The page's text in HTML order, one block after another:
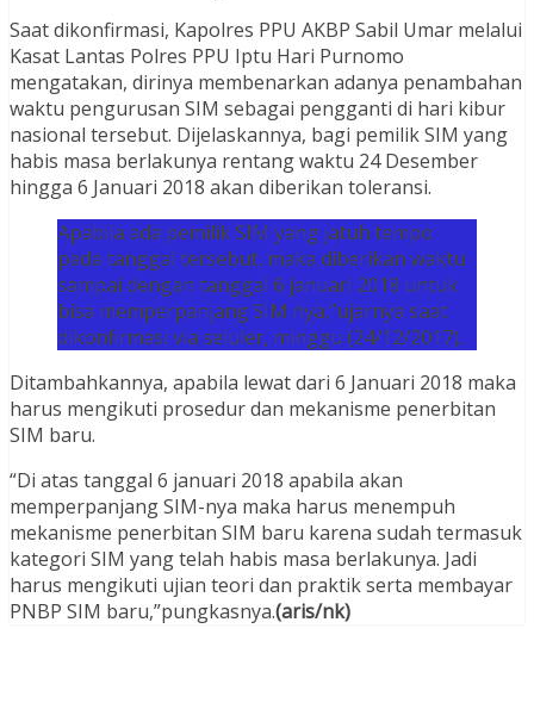
Saat dikonfirmasi, Kapolres PPU AKBP Sabil Umar melalui
Kasat Lantas Polres PPU Iptu Hari Purnomo
mengatakan, dirinya membenarkan adanya penambahan
waktu pengurusan SIM sebagai pengganti di hari kibur
nasional tersebut. Dijelaskannya, bagi pemilik SIM yang
habis masa berlakunya rentang waktu 24 Desember
hingga 6 Januari 2018 akan diberikan toleransi.
Apabila ada pemilik SIM yang jatuh tempo
pada tanggal tersebut, maka diberikan waktu
sampai dengan tanggal 6 januari 2018 untuk
bisa memperpanjang SIM nya,”ujarnya saat
dikonfirmasi via seluler, minggu (24/12/2017).
Ditambahkannya, apabila lewat dari 6 Januari 2018 maka
harus mengikuti prosedur dan mekanisme penerbitan
SIM baru.
“Di atas tanggal 6 januari 2018 apabila akan
memperpanjang SIM-nya maka harus menempuh
mekanisme penerbitan SIM baru karena sudah termasuk
kategori SIM yang telah habis masa berlakunya. Jadi
harus mengikuti ujian teori dan praktik serta membayar
PNBP SIM baru,”pungkasnya.(aris/nk)